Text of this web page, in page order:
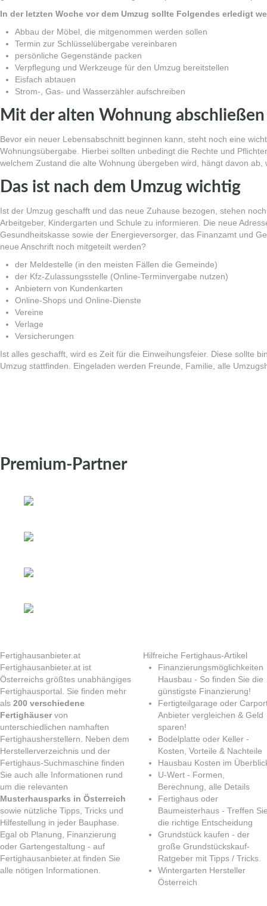
In der letzten Woche vor dem Umzug sollte Folgendes erledigt
Abbau der Möbel, die mitgenommen werden sollen
Termin zur Schlüsselübergabe vereinbaren
persönliche Gegenstände packen
Verpflegung und Werkzeuge für den Umzug bereitstellen
Eisfach abtauen
Strom-, Gas- und Wasserzähler aufschreiben
Mit der alten Wohnung abschließen
Bevor ein neuer Lebensabschnitt beginnen kann, steht noch eine
Wohnungsübergabe. Hierbei sollten unbedingt die Rechte und
welchem Zustand die alte Wohnung übergeben wird, hängt davon ab,
Das ist nach dem Umzug wichtig
Ist der Umzug geschafft und das neue Zuhause bezogen, stehen
Arbeitgeber, Kindergarten und Schule zu informieren. Die neue
Gesundheitskasse sowie der Energieversorger, das Finanzamt und
neue Anschrift noch mitgeteilt werden?
der Meldestelle (in den meisten Fällen die Gemeinde)
der Kfz-Zulassungsstelle (Online-Terminvergabe nutzen)
Anbietern von Kundenkarten
Online-Shops und Online-Dienste
Vereine
Verlage
Versicherungen
Ist alles geschafft, wird es Zeit für die Einweihungsfeier. Diese sollte
Umzug stattfinden. Eingeladen werden Freunde, Familie, alle
Premium-Partner
Fertighausanbieter.at
Fertighausanbieter.at ist
Österreichs größtes unabhängiges
Fertighausportal. Sie finden mehr
als 200 verschiedene
Fertighäuservon
unterschiedlichen namhaften
Fertighausherstellern. Neben dem
Herstellerverzeichnis und der
Fertighaus-Suchmaschine finden
Sie auch alle Informationen rund
um die relevanten
Musterhausparks in Österreich
sowie nützliche Tipps, Tricks und
Hilfestellung in jeder Bauphase.
Egal ob Planung, Finanzierung
oder Gartengestaltung - auf
Fertighausanbieter.at finden Sie
alle nötigen Informationen.
Hilfreiche Fertighaus-Artikel
Finanzierungsmöglichkeiten
Hausbau - So finden Sie die
günstigste Finanzierung!
Fertigteilgarage oder
Anbieter vergleichen & Geld
sparen!
Bodelplatte oder Keller -
Kosten, Vorteile & Nachteile
Hausbau Kosten im
U-Wert - Formen,
Berechnung, alle Details
Fertighaus oder
Baumeisterhaus - Treffen
die richtige Entscheidung
Grundstück kaufen - der
große Grundstückskauf-
Ratgeber mit Tipps / Tricks.
Wintergarten Hersteller
Österreich